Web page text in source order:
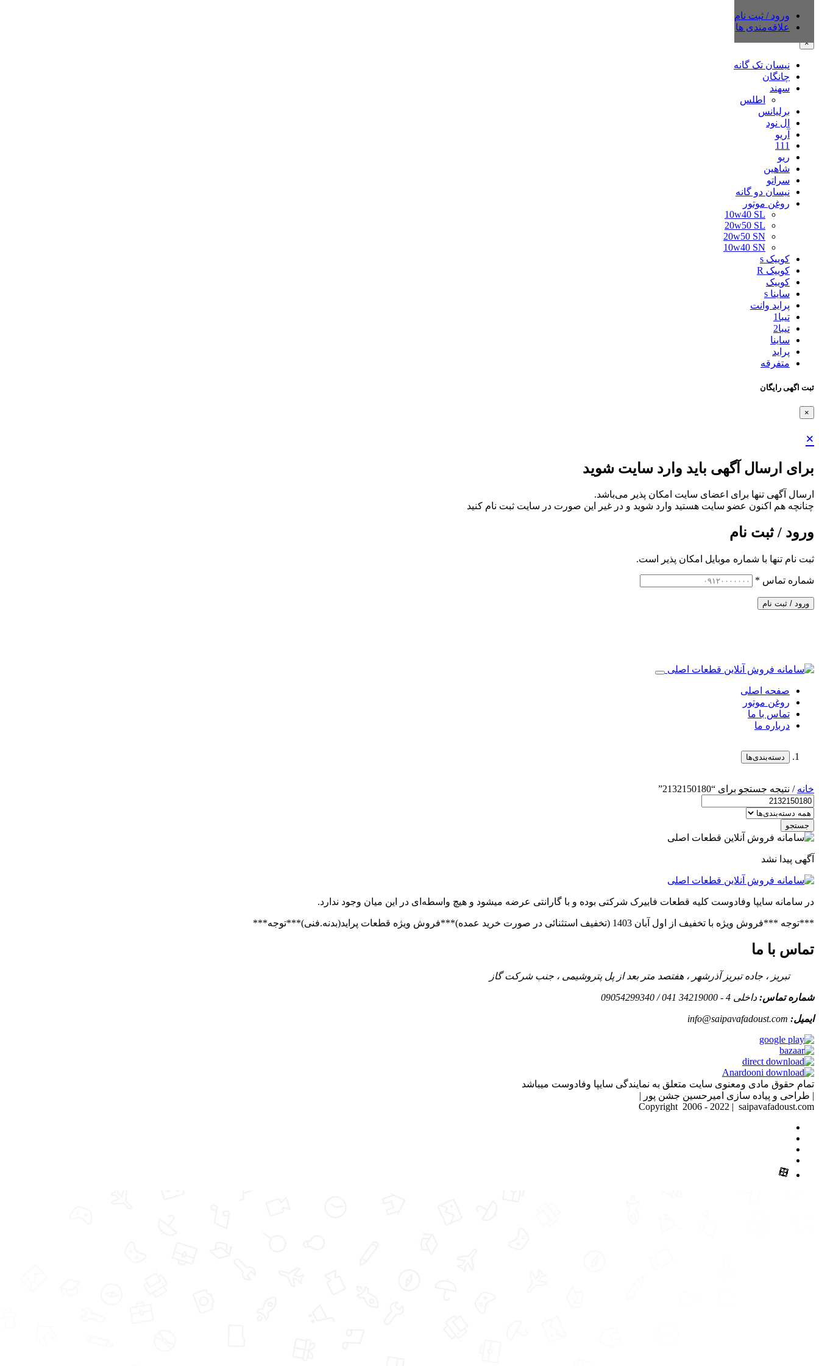
دسته‌بندی‌ها
×
نیسان تک گانه
چانگان
سهند
اطلس
برلیانس
ال نود
آریو
111
ریو
شاهین
سراتو
نیسان دو گانه
روغن موتور
10w40 SL
20w50 SL
20w50 SN
10w40 SN
کوییک s
کوییک R
کوییک
ساینا s
پراید وانت
تیبا1
تیبا2
ساینا
پراید
متفرقه
ثبت اگهی رایگان
×
×
برای ارسال آگهی باید وارد سایت شوید
ارسال آگهی تنها برای اعضای سایت امکان پذیر می‌باشد.
چنانچه هم‌ اکنون عضو سایت هستید وارد شوید و در غیر این صورت در سایت ثبت نام کنید
ورود / ثبت نام
ثبت نام تنها با شماره موبایل امکان پذیر است.
شماره تماس *
ورود / ثبت نام
ورود / ثبت نام
علاقه‌مندی ها
صفحه اصلی
روغن موتور
تماس با ما
درباره ما
دسته‌بندی‌ها
خانه / نتیجه جستجو برای “2132150180”
جستجو
آگهی پیدا نشد
در سامانه سایپا وفادوست کلیه قطعات فابیرک شرکتی بوده و با گارانتی عرضه میشود و هیچ واسطه‌ای در این میان وجود ندارد.
***توجه ***فروش ویژه با تخفیف از اول آبان 1403 (تخفیف استثنائی در صورت خرید عمده)***فروش ویژه قطعات پراید(بدنه.فنی)***توجه***
تماس با ما
تبریز ، جاده تبریز آذرشهر ، هفتصد متر بعد از پل پتروشیمی ، جنب شرکت گاز
شماره تماس: داخلی 4 - 34219000 041 / 09054299340
ایمیل: info@saipavafadoust.com
تمام حقوق مادی ومعنوی سایت متعلق به نمایندگی سایپا وفادوست میباشد
| طراحی و پیاده سازی امیرحسین جشن پور |
Copyright 2006 - 2022 | saipavafadoust.com